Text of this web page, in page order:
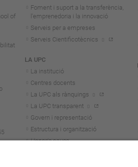
of
Foment i suport a la transferència,
l'emprenedoria i la innovació
Serveis per a empreses
Serveis Cientificotècnics
LA UPC
La institució
Centres docents
La UPC als rànquings
La UPC transparent
Govern i representació
Estructura i organització
Honoris causa